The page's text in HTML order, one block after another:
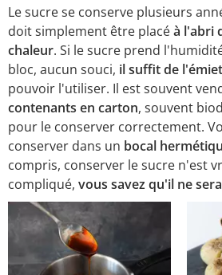
Le sucre se conserve plusieurs
doit simplement être placéà l'abri
chaleur. Si le sucre prend
bloc, aucun souci, il suffit de
pouvoir l'utiliser. Il est souvent
contenants en carton, souvent
pour le conserver correctement.
conserver dans un bocal
compris, conserver le sucre n'est
compliqué, vous savez qu'il ne